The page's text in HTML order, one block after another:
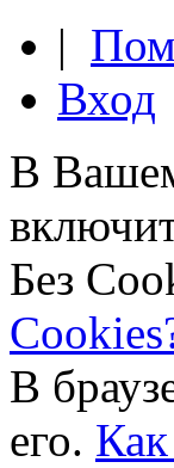
|
Вход
В
Без
В
его. Как